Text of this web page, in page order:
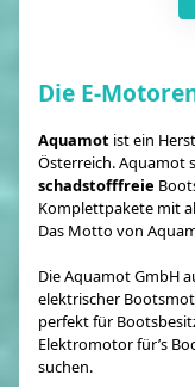
Die E-
Aquamot ist ein
Österreich. Aquamot
schadstofffreie
Komplettpakete mit
Das Motto von
Die Aquamot GmbH
elektrischer
perfekt für
Elektromotor für’s
suchen.